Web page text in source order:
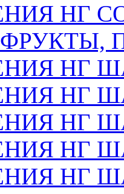
НГ
НГ
НГ
НГ
НГ
НГ